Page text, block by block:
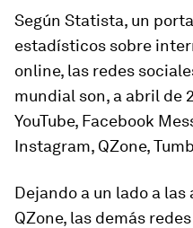
Según Statista, un
estadísticos sobre
online, las redes
mundial son, a abril de
YouTube, Facebook
Instagram, QZone,
Dejando a un lado a las
QZone, las demás